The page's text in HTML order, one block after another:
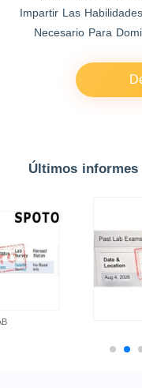
Impartir Las
Necesario Para
Últimos informes